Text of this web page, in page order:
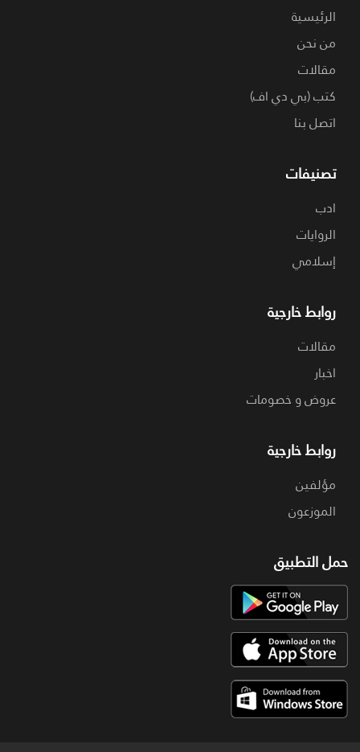
الرئيسية
من نحن
مقالات
كتب (بي دي اف)
اتصل بنا
تصنيفات
ادب
الروايات
إسلامي
روابط خارجية
مقالات
اخبار
عروض و خصومات
روابط خارجية
مؤلفين
الموزعون
حمل التطبيق